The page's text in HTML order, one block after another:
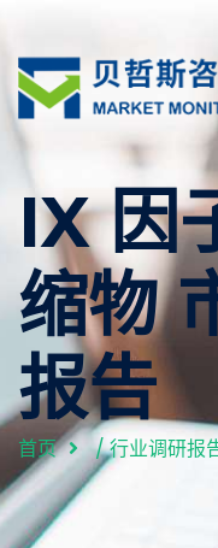
IX 因
缩物
报告
首页 /行业调研报